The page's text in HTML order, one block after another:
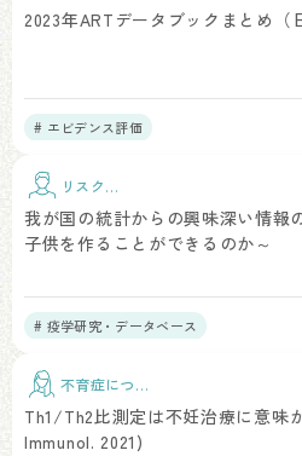
て
2023年ARTデータブックまとめ（
# エビデンス評価
リスク因
我が国の統計からの興味深い情報
子供を作ることができるのか～
# 疫学研究・データベース
不育症につい
Th1/Th2比測定は不妊治療に意味
Immunol. 2021)